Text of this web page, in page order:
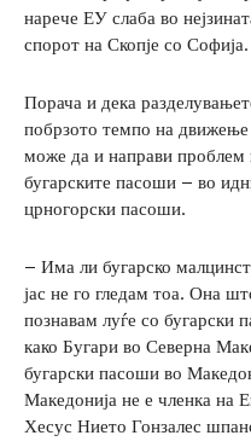
нарече ЕУ слаба во
спорот на Скопје со Софија.
Порача и дека
побрзото темпо на
може да и направи проблем
бугарските пасоши – во
црногорски пасоши.
– Има ли бугарско
јас не го гледам тоа. Она
познавам луѓе со бугарски
како Бугари во Северна
бугарски пасоши во
Македонија не е членка на
Хесус Нието Гонзалес